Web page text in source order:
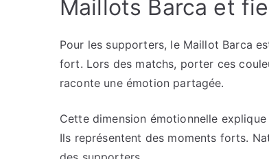
Maillots Barca et
Pour les supporters, le Maillot Barca
fort. Lors des matchs, porter ces
raconte une émotion partagée.
Cette dimension émotionnelle
Ils représentent des moments forts.